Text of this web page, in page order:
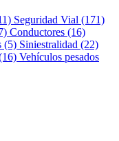
Seguridad Vial (171)
Conductores (16)
(5) Siniestralidad (22)
Vehículos pesados